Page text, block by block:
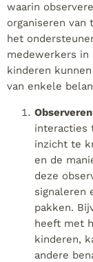
waarin
organiseren van
het
medewerkers
kinderen
van enkele
interacties
inzicht te
en de
deze
signaleren
pakken.
heeft met
kinderen,
andere